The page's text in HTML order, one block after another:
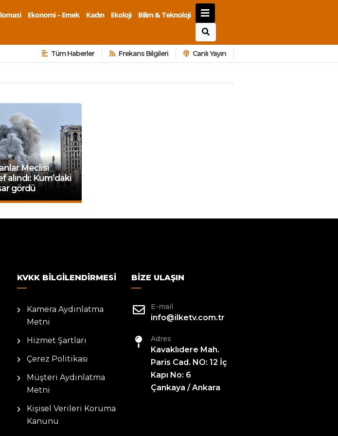
Ekonomi – Emek Kadın Ekoloji
Bilim & Teknoloji
Tüm Haberler Frekans Bilgileri Canlı Yayın
Meclisi
alındı: Kum’daki
gördü
KVKK BILGILENDIRMESI
Kamera Aydınlatma
Metni
Hizmet Şartları
Çerez Politikası
Müşteri Aydınlatma
Metni
Kişisel Verileri Koruma
Kanunu
BIZE ULAŞIN
E-mail
info@ilketv.com.tr
Adres
Kavaklıdere Mah.
Paris Cad. NO: 12 İç
Kapı No: 6
Çankaya / Ankara